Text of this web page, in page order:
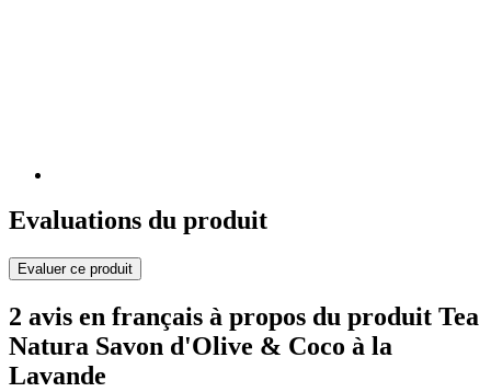
Evaluations du produit
Evaluer ce produit
2 avis en français à propos du produit Tea
Natura Savon d'Olive & Coco à la
Lavande